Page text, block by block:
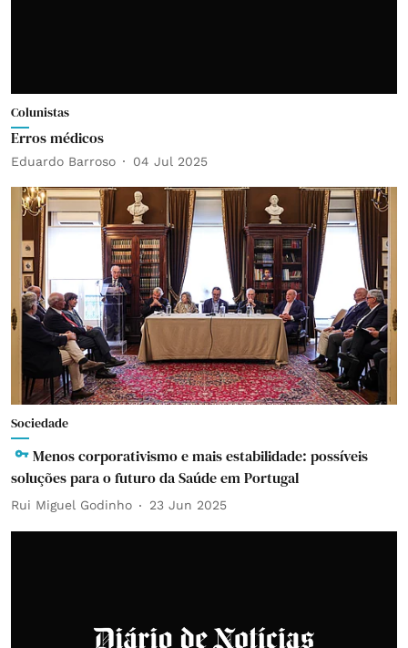
Colunistas
Erros médicos
Eduardo Barroso 04 Jul 2025
Sociedade
Menos corporativismo e mais estabilidade: possíveis
soluções para o futuro da Saúde em Portugal
Rui Miguel Godinho 23 Jun 2025